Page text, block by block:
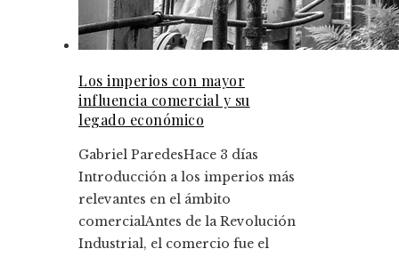
Los imperios con mayor
influencia comercial y su
legado económico
Gabriel ParedesHace 3 días
Introducción a los imperios más
relevantes en el ámbito
comercialAntes de la Revolución
Industrial, el comercio fue el